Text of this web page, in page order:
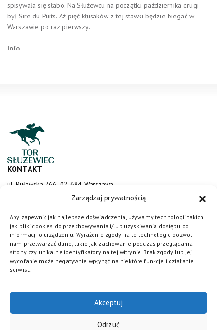
Zarządzaj prywatnością
Aby zapewnić jak najlepsze doświadczenia, używamy technologii takich
jak pliki cookies do przechowywania i/lub uzyskiwania dostępu do
informacji o urządzeniu. Wyrażenie zgody na te technologie pozwoli
nam przetwarzać dane, takie jak zachowanie podczas przeglądania
strony czy unikalne identyfikatory na tej witrynie. Brak zgody lub jej
wycofanie może negatywnie wpłynąć na niektóre funkcje i działanie
serwisu.
Akceptuj
Odrzuć
spisywała się słabo. Na Służewcu na początku października drugi
był Sire du Puits. Aż pięć kłusaków z tej stawki będzie biegać w
Warszawie po raz pierwszy.
Info
KONTAKT
ul. Puławska 266, 02-684 Warszawa
sluzewiec@totalizator.pl
KONTAKT DLA MEDIÓW
media@torsluzewiec.pl
DOŁĄCZ DO NAS